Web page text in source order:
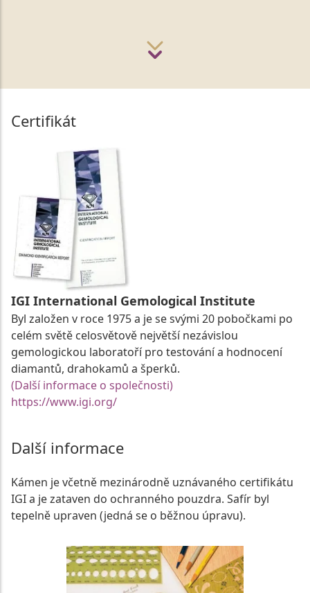
Certifikát
IGI International Gemological Institute
Byl založen v roce 1975 a je se svými 20 pobočkami po
celém světě celosvětově největší nezávislou
gemologickou laboratoří pro testování a hodnocení
diamantů, drahokamů a šperků.
(Další informace o společnosti)
https://www.igi.org/
Další informace
Kámen je včetně mezinárodně uznávaného certifikátu
IGI a je zataven do ochranného pouzdra. Safír byl
tepelně upraven (jedná se o běžnou úpravu).